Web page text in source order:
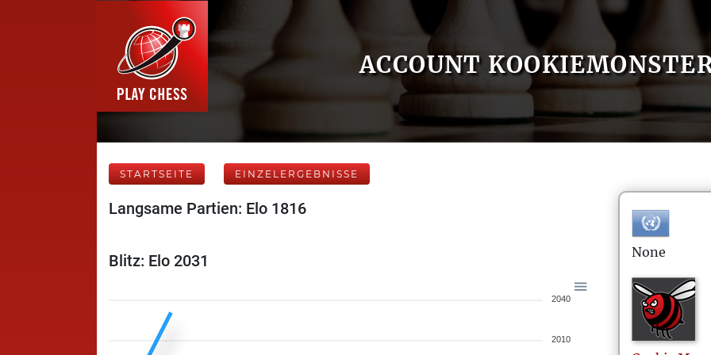
ACCOUNT
STARTSEITE EINZELERGEBNISSE
Langsame Partien: Elo 1816
Blitz: Elo 2031
2040
2010
None